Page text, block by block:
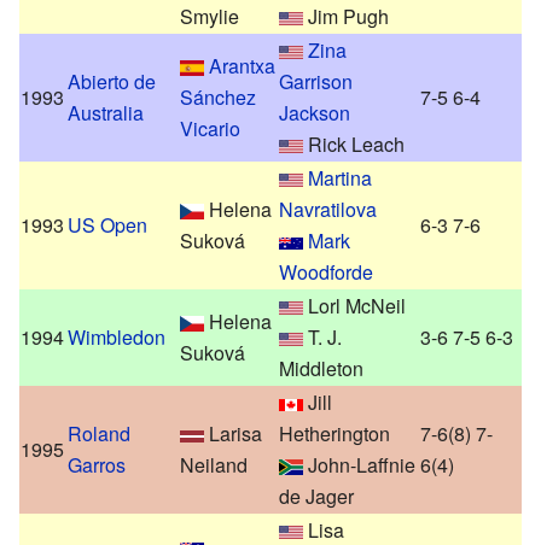
Smylie
Jim Pugh
1993
Abierto de
Australia
Arantxa
Sánchez
Vicario
Zina
Garrison
Jackson
Rick Leach
7-5 6-4
1993 US Open
Helena
Suková
Martina
Navratilova
Mark
Woodforde
6-3 7-6
1994Wimbledon
Helena
Suková
Lorl McNeil
T. J.
Middleton
3-6 7-5 6-3
1995
Roland
Garros
Larisa
Neiland
Jill
Hetherington
John-Laffnie
de Jager
7-6(8) 7-
6(4)
Lisa